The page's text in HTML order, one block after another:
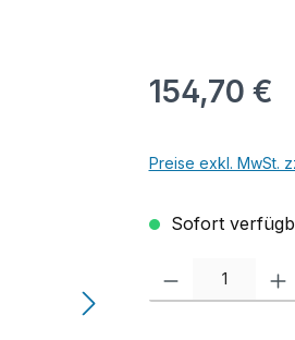
Regulärer Preis:
154,70 €
Preise exkl. MwSt.
Sofort
Produkt Anzahl: